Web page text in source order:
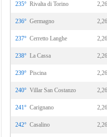
235° Rivalta di Torino 2,26
236° Germagno 2,26
237° Cerretto Langhe 2,26
238° La Cassa 2,26
239° Piscina 2,26
240° Villar San Costanzo 2,26
241° Carignano 2,26
242° Casalino 2,26